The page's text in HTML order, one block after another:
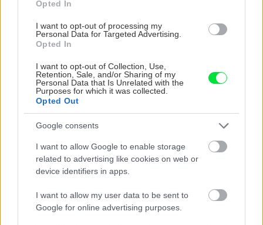
Opted In
I want to opt-out of processing my
Personal Data for Targeted Advertising.
Opted In
I want to opt-out of Collection, Use,
Retention, Sale, and/or Sharing of my
Personal Data that Is Unrelated with the
Purposes for which it was collected.
Opted Out
Google consents
I want to allow Google to enable storage
related to advertising like cookies on web or
device identifiers in apps.
I want to allow my user data to be sent to
Google for online advertising purposes.
dostanete darčekovú kartu Möbelix na
ľubovolný nákup v rovnakej hodnote.
Text: Ing. Miroslav Dobias
Foto: Bosch, Makita, Metabo, Narex, Protool
Zdroj:
časopis Urob si sám
Komentovať Zdieľať
Náradie